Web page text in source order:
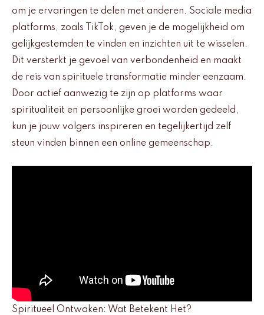
om je ervaringen te delen met anderen. Sociale media
platforms, zoals TikTok, geven je de mogelijkheid om
gelijkgestemden te vinden en inzichten uit te wisselen.
Dit versterkt je gevoel van verbondenheid en maakt
de reis van spirituele transformatie minder eenzaam.
Door actief aanwezig te zijn op platforms waar
spiritualiteit en persoonlijke groei worden gedeeld,
kun je jouw volgers inspireren en tegelijkertijd zelf
steun vinden binnen een online gemeenschap.
Spiritueel Ontwaken: Wat Betekent Het?